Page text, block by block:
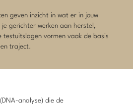
geven inzicht in wat er in jouw
je gerichter werken aan herstel,
testuitslagen vormen vaak de basis
traject.
analyse) die de